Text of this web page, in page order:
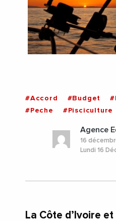
#Accord #Budget
#Peche
#Pisciculture
Agence
16
Lundi 16
La Côte d’Ivoire et